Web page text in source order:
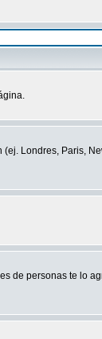
Londres, Paris,
de personas te lo